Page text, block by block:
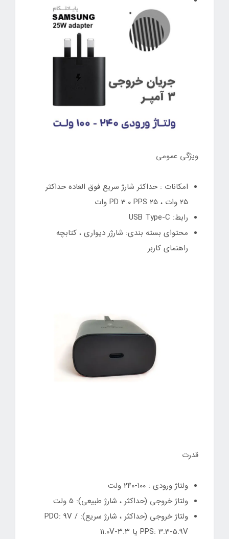
ویژگی عمومی
امکانات : حداکثر شارژ سریع فوق العاده حداکثر
۲۵ وات ، PD 3.0 PPS ۲۵ وات
رابط: USB Type-C
محتوای بسته بندی: شارژر دیواری ، کتابچه
راهنمای کاربر
قدرت
ولتاژ ورودی : ۱۰۰-۲۴۰ ولت
ولتاژ خروجی (حداکثر ، شارژ طبیعی): ۵ ولت
ولتاژ خروجی (حداکثر ، شارژ سریع): PDO: 9V /
PPS: 3.3-5.9V یا ۳.۳-۱۱.0V